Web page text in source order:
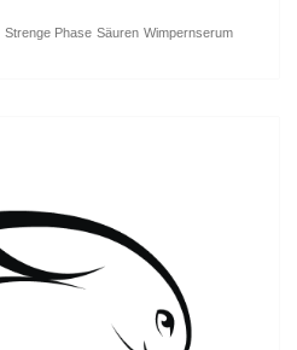
Strenge Phase Säuren Wimpernserum